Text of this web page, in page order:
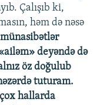
Çalışıb ki,
həm də nəsə
deyəndə də
öz doğulub
tuturam.
hallarda